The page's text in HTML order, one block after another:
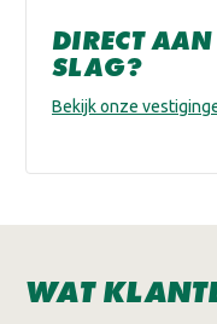
DIRECT AAN
SLAG?
Bekijk onze
WAT